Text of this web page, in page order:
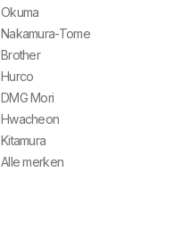
Okuma
Nakamura-Tome
Brother
Hurco
DMG Mori
Hwacheon
Kitamura
Alle merken